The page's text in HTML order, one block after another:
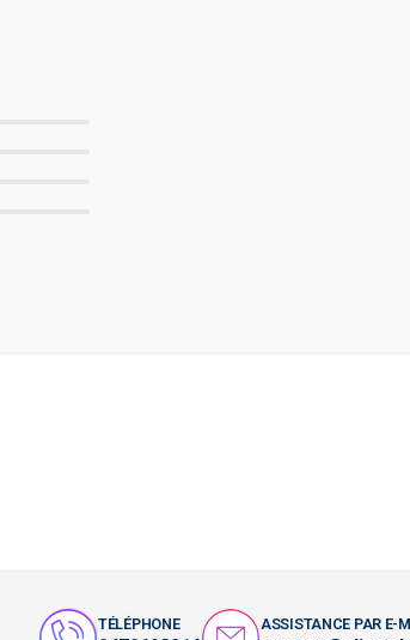
TÉLÉPHONE ASSISTANCE PAR E-